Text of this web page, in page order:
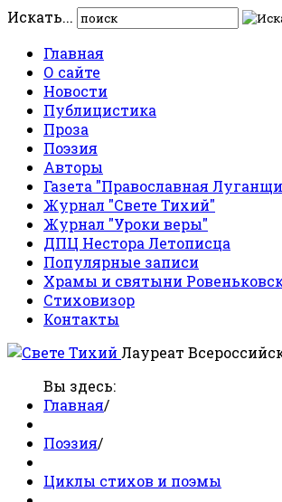
Искать...
Главная
О сайте
Новости
Публицистика
Проза
Поэзия
Авторы
Газета "Православная
Журнал "Свете Тихий"
Журнал "Уроки веры"
ДПЦ Нестора Летописца
Популярные записи
Храмы и святыни
Стиховизор
Контакты
Лауреат
Вы здесь:
Главная/
Поэзия/
Циклы стихов и поэмы